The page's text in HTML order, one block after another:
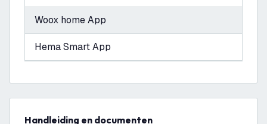
Woox home App
Hema Smart App
Handleiding en documenten